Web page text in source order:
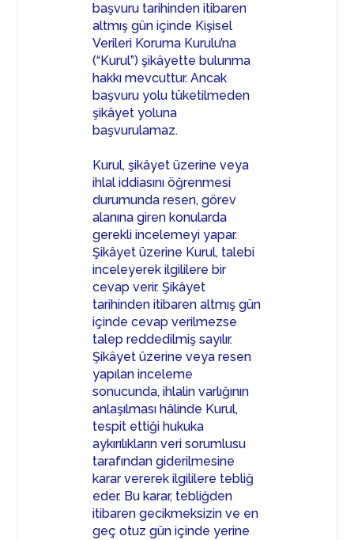
başvuru tarihinden itibaren
altmış gün içinde Kişisel
Verileri Koruma Kurulu’na
(“Kurul”) şikâyette bulunma
hakkı mevcuttur. Ancak
başvuru yolu tüketilmeden
şikâyet yoluna
başvurulamaz.
Kurul, şikâyet üzerine veya
ihlal iddiasını öğrenmesi
durumunda resen, görev
alanına giren konularda
gerekli incelemeyi yapar.
Şikâyet üzerine Kurul, talebi
inceleyerek ilgililere bir
cevap verir. Şikâyet
tarihinden itibaren altmış gün
içinde cevap verilmezse
talep reddedilmiş sayılır.
Şikâyet üzerine veya resen
yapılan inceleme
sonucunda, ihlalin varlığının
anlaşılması hâlinde Kurul,
tespit ettiği hukuka
aykırılıkların veri sorumlusu
tarafından giderilmesine
karar vererek ilgililere tebliğ
eder. Bu karar, tebliğden
itibaren gecikmeksizin ve en
geç otuz gün içinde yerine